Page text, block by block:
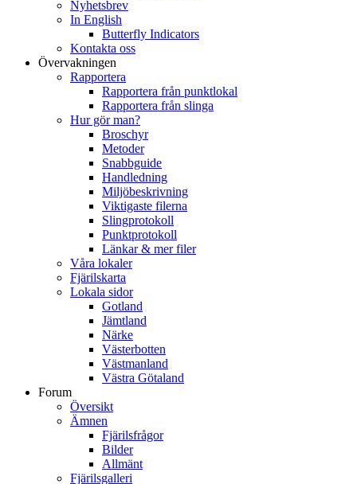
Nyhetsbrev
In English
Butterfly Indicators
Kontakta oss
Övervakningen
Rapportera
Rapportera från punktlokal
Rapportera från slinga
Hur gör man?
Broschyr
Metoder
Snabbguide
Handledning
Miljöbeskrivning
Viktigaste filerna
Slingprotokoll
Punktprotokoll
Länkar & mer filer
Våra lokaler
Fjärilskarta
Lokala sidor
Gotland
Jämtland
Närke
Västerbotten
Västmanland
Västra Götaland
Forum
Översikt
Ämnen
Fjärilsfrågor
Bilder
Allmänt
Fjärilsgalleri